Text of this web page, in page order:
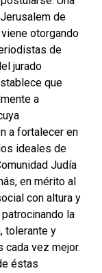
de
otorgando
de
jurado
que
a
a fortalecer en
ideales de
Judía
en mérito al
con altura y
la
tolerante y
cada vez mejor.
éstas